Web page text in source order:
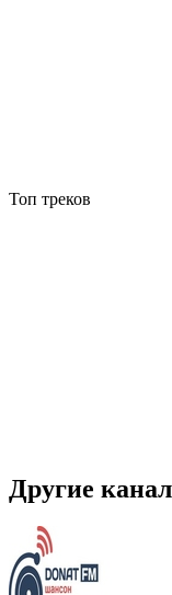
Топ треков
Другие